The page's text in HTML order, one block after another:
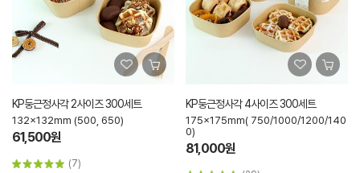
KP둥근정사각 2사이즈 300세트
132x132mm (500, 650)
61,500원
(7)
KP둥근정사각 4사이즈 300세트
175x175mm( 750/1000/1200/140
0)
81,000원